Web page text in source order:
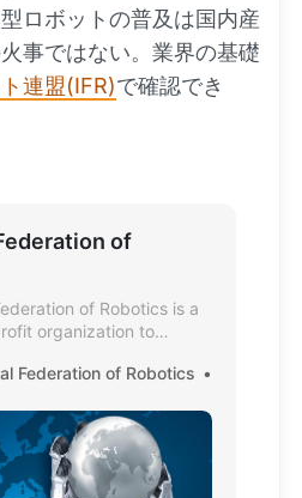
ロボットの普及は国内産
事ではない。業界の基礎
連盟(IFR)で確認でき
of
of Robotics is a
organization to
Federation of Robotics